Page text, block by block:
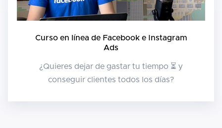
Curso en línea de Facebook e Instagram
Ads
¿Quieres dejar de gastar tu tiempo ⏳ y
conseguir clientes todos los días?